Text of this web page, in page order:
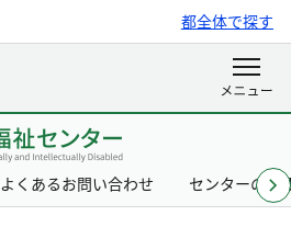
都全体で探す
よくあるお問い合わせ センターの概